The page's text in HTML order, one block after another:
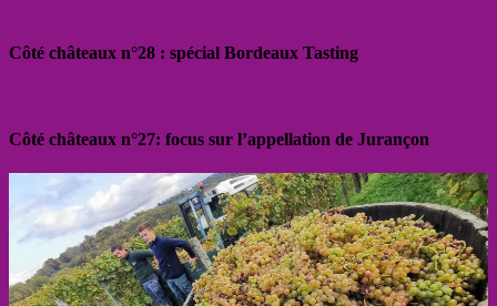
Côté châteaux n°28 : spécial Bordeaux Tasting
Côté châteaux n°27: focus sur l’appellation de Jurançon